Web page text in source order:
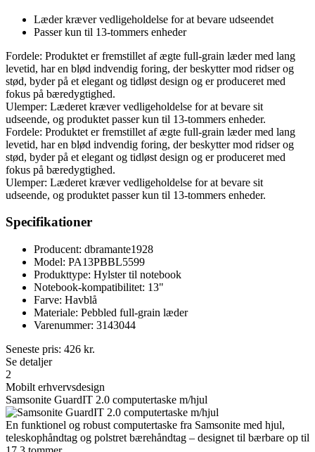
Læder kræver vedligeholdelse for at bevare udseendet
Passer kun til 13-tommers enheder
Fordele: Produktet er fremstillet af ægte full-grain læder med lang
levetid, har en blød indvendig foring, der beskytter mod ridser og
stød, byder på et elegant og tidløst design og er produceret med
fokus på bæredygtighed.
Ulemper: Læderet kræver vedligeholdelse for at bevare sit
udseende, og produktet passer kun til 13-tommers enheder.
Fordele: Produktet er fremstillet af ægte full-grain læder med lang
levetid, har en blød indvendig foring, der beskytter mod ridser og
stød, byder på et elegant og tidløst design og er produceret med
fokus på bæredygtighed.
Ulemper: Læderet kræver vedligeholdelse for at bevare sit
udseende, og produktet passer kun til 13-tommers enheder.
Specifikationer
Producent: dbramante1928
Model: PA13PBBL5599
Produkttype: Hylster til notebook
Notebook-kompatibilitet: 13"
Farve: Havblå
Materiale: Pebbled full-grain læder
Varenummer: 3143044
Seneste pris: 426 kr.
Se detaljer
2
Mobilt erhvervsdesign
Samsonite GuardIT 2.0 computertaske m/hjul
En funktionel og robust computertaske fra Samsonite med hjul,
teleskophåndtag og polstret bærehåndtag – designet til bærbare op til